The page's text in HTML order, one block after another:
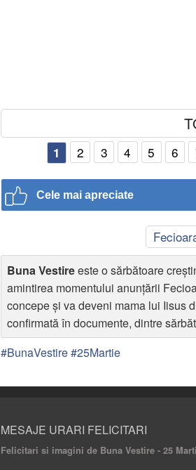
1 2 3 4 5 6
Cele mai apreciate
Buna Vestireeste o sărbătoare
amintirea momentului anunțării
concepe și va deveni mama lui Iisus
confirmată în documente, dintre
#BunaVestire #25Martie
MESAJE URARI FELICITARI
Felicitari si imagini de Buna Vestire - 25